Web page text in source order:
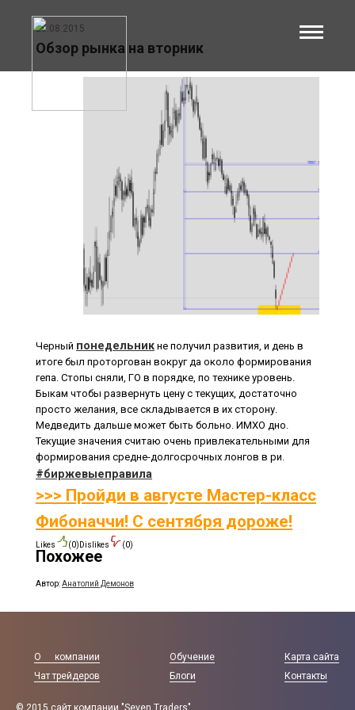
25.08.2015
Обзор рынка на вторник
Черный понедельникне получил развития, и день в
итоге был проторгован вокруг да около формирования
гепа. Стопы сняли, ГО в порядке, по технике уровень.
Быкам чтобы развернуть цену с текущих, достаточно
просто желания, все складывается в их сторону.
Медведить дальше может быть больно. ИМХО дно.
Текущие значения считаю очень привлекательными для
формирования средне-долгосрочных лонгов в ри.
#биржевыеправила
>>> Пройди в августе Мастер-класс
Фибоначчи! С сентября дороже!
Likes (0)Dislikes (0)
Похожее
Автор: Анатолий Демонов
© 2015 сайт компании "Seven Traders"
О компании
Чат трейдеров
Обучение
Блоги
Карта сайта
Контакты